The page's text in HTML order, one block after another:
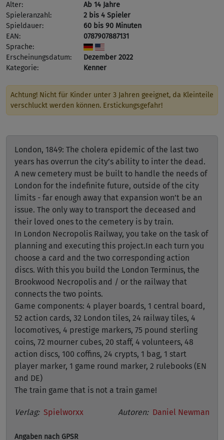
Alter:
Ab 14 Jahre
Spieleranzahl:
2 bis 4 Spieler
Spieldauer:
60 bis 90 Minuten
EAN:
0787907887131
Sprache:
Erscheinungsdatum:
Dezember 2022
Kategorie:
Kenner
Achtung! Nicht für Kinder unter 3 Jahren geeignet, da Kleinteile
verschluckt werden können. Erstickungsgefahr!
London, 1849: The cholera epidemic of the last two
years has overrun the city’s ability to inter the dead.
A new cemetery must be built to handle the needs of
London for the indefinite future, outside of the city
limits - far enough away that expansion won’t be an
issue. The only way to transport the deceased and
their loved ones to the cemetery is by train.
In London Necropolis Railway, you take on the task of
planning and executing this project.In each turn you
choose a card and the two corresponding action
discs. With this you build the London Terminus, the
Brookwood Necropolis and / or the railway that
connects the two points.
Game components: 4 player boards, 1 central board,
52 action cards, 32 London tiles, 24 railway tiles, 4
locomotives, 4 prestige markers, 75 pound sterling
coins, 72 mourner cubes, 20 staff, 4 volunteers, 48
action discs, 100 coffins, 24 crypts, 1 bag, 1 start
player marker, 1 game round marker, 2 rulebooks (EN
and DE)
The train game that is not a train game!
Verlag: Spielworxx
Angaben nach GPSR
Autoren: Daniel Newman